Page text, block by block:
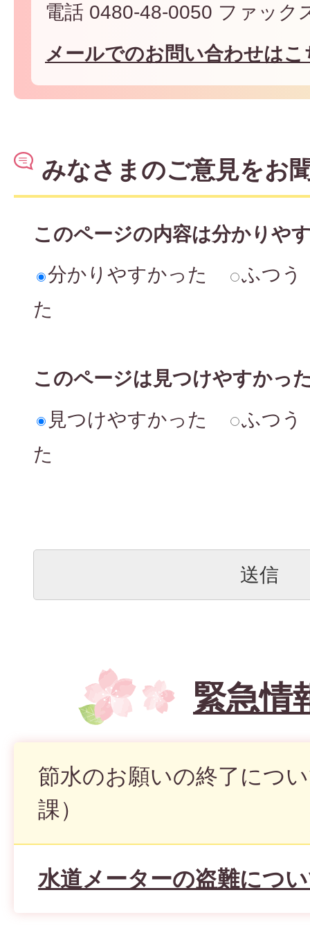
電話 0480-48-0050 ファック
メールでのお問い合わせは
みなさまのご意見をお
このページの内容は分かりや
分かりやすかった
ふつう
た
このページは見つけやすかっ
見つけやすかった
ふつう
た
緊急情
節水のお願いの終了につ
課）
水道メーターの盗難につ